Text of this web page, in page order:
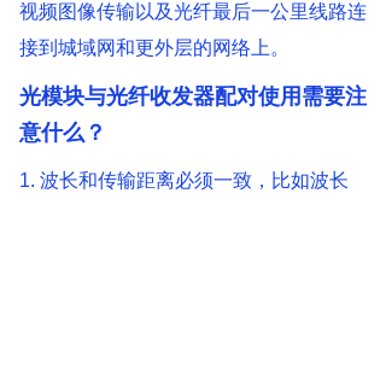
视频图像传输以及光纤最后一公里线路连
接到城域网和更外层的网络上。
光模块与光纤收发器配对使用需要注
意什么？
1. 波长和传输距离必须一致，比如波长